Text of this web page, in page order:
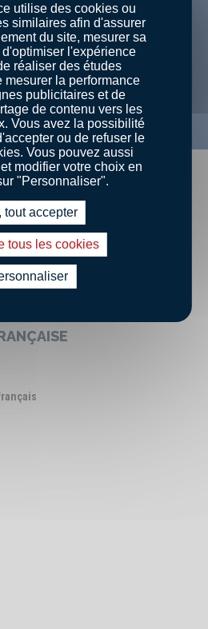
NIVEAU
les recettes en vidéo
utilise des cookies ou
similaires afin d'assurer
du site, mesurer sa
l'expérience
réaliser des études
mesurer la performance
publicitaires et de
de contenu vers les
Vous avez la possibilité
ou de refuser le
Vous pouvez aussi
modifier votre choix en
"Personnaliser".
tout accepter
tous les cookies